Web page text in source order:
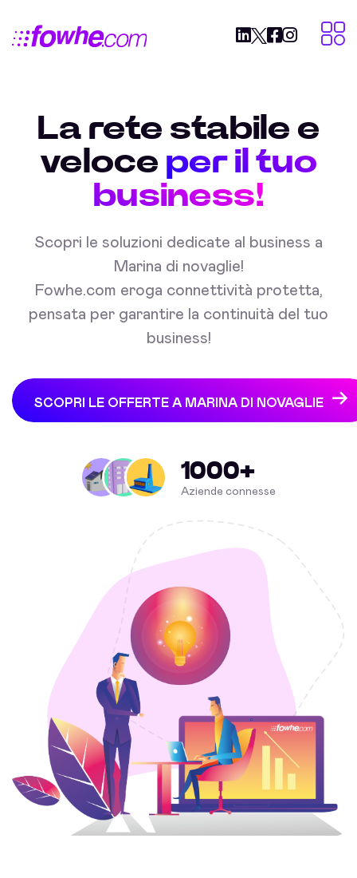
La rete stabile e
veloce per il tuo
business!
Scopri le soluzioni dedicate al business a
Marina di novaglie!
Fowhe.com eroga connettività protetta,
pensata per garantire la continuità del tuo
business!
SCOPRI LE OFFERTE A MARINA DI NOVAGLIE
1000+
Aziende connesse